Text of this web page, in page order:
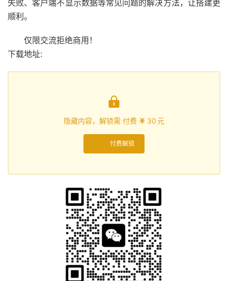
失败、客户端不显示数据等常见问题的解决方法，让搭建更
顺利。
仅限交流拒绝商用！
下载地址:

隐藏内容，解锁需 付费  30元
付费解锁